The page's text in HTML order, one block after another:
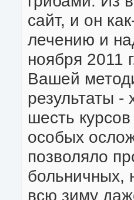
сайт, и он
лечению и
ноября 2011
Вашей
результаты
шесть
особых
позволяло
больничных,
всю зиму